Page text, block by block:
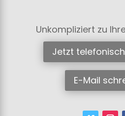
Unkompliziert zu
Jetzt
E-Mail